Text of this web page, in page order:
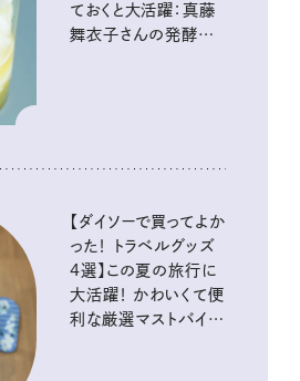
ておくと大活躍：真藤
舞衣子さんの発酵と
【ダイソーで買ってよか
った！ トラベルグッズ
4選】この夏の旅行に
大活躍！ かわいくて便
利な厳選マストバイア